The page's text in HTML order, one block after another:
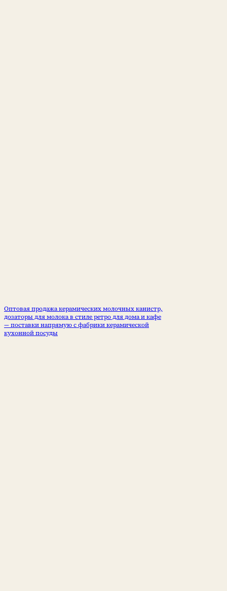
Оптовая продажа керамических молочных канистр,
дозаторы для молока в стиле ретро для дома и кафе
— поставки напрямую с фабрики керамической
кухонной посуды